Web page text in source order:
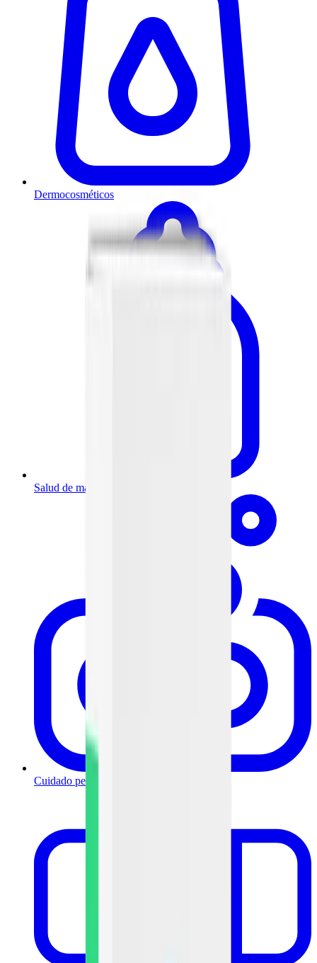
Dermocosméticos
Salud de mamá y bebé
Cuidado personal